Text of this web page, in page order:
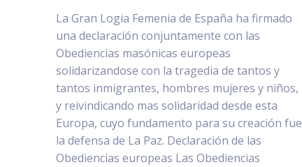
La Gran Logia Femenia de España ha firmado
una declaración conjuntamente con las
Obediencias masónicas europeas
solidarizandose con la tragedia de tantos y
tantos inmigrantes, hombres mujeres y niños,
y reivindicando mas solidaridad desde esta
Europa, cuyo fundamento para su creación fue
la defensa de La Paz. Declaración de las
Obediencias europeas Las Obediencias